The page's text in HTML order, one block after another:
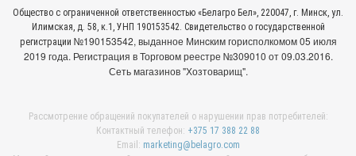
Общество с ограниченной ответственностью «Белагро Бел», 220047, г. Минск, ул.
Илимская, д. 58, к.1, УНП 190153542. Свидетельство о государственной
регистрации №190153542, выданное Минcким горисполкомом 05 июля
2019 года. Регистрация в Торговом реестре №309010 от 09.03.2016.
Сеть магазинов "Хозтоварищ".
Рассмотрение обращений покупателей о нарушении прав потребителей:
Контактный телефон: +375 17 388 22 88
Email: marketing@belagro.com